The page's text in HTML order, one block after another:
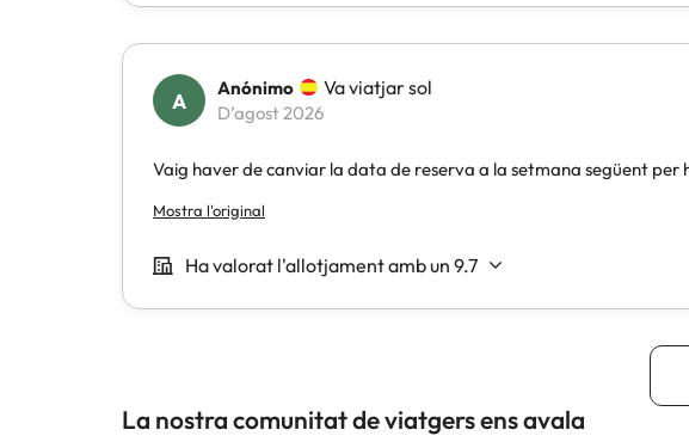
La nostra comunitat de viatgers ens avala